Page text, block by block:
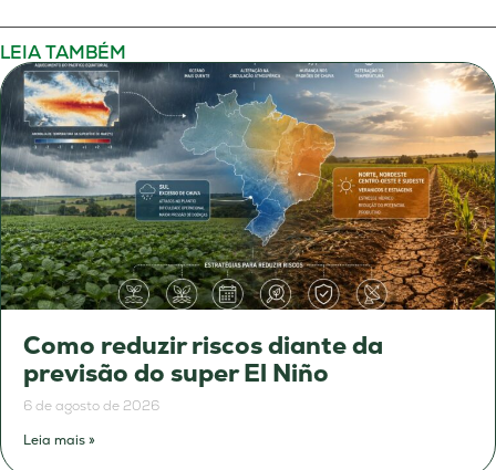
LEIA TAMBÉM
Como reduzir riscos diante da
previsão do super El Niño
6 de agosto de 2026
Leia mais »